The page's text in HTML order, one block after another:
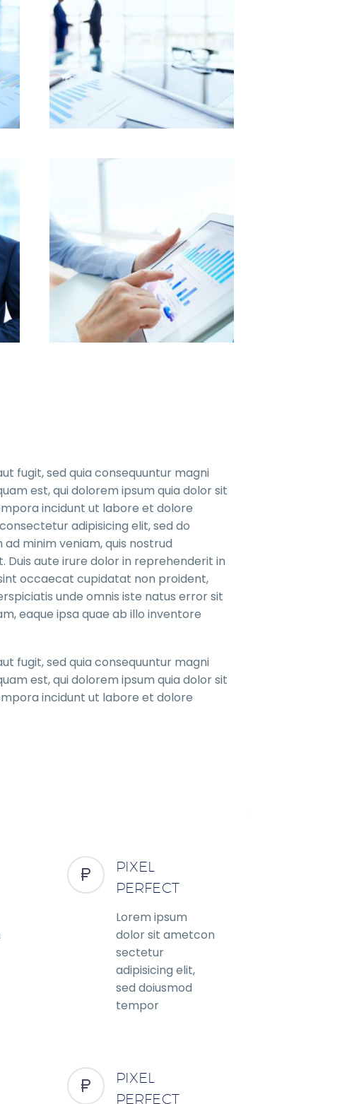
fugit, sed quia consequuntur magni
est, qui dolorem ipsum quia dolor sit
incidunt ut labore et dolore
adipisicing elit, sed do
minim veniam, quis nostrud
Duis aute irure dolor in reprehenderit in
occaecat cupidatat non proident,
unde omnis iste natus error sit
eaque ipsa quae ab illo inventore
fugit, sed quia consequuntur magni
est, qui dolorem ipsum quia dolor sit
incidunt ut labore et dolore
PIXEL
PERFECT
Lorem ipsum
dolor sit ametcon
sectetur
adipisicing elit,
sed doiusmod
tempor
PIXEL
PERFECT